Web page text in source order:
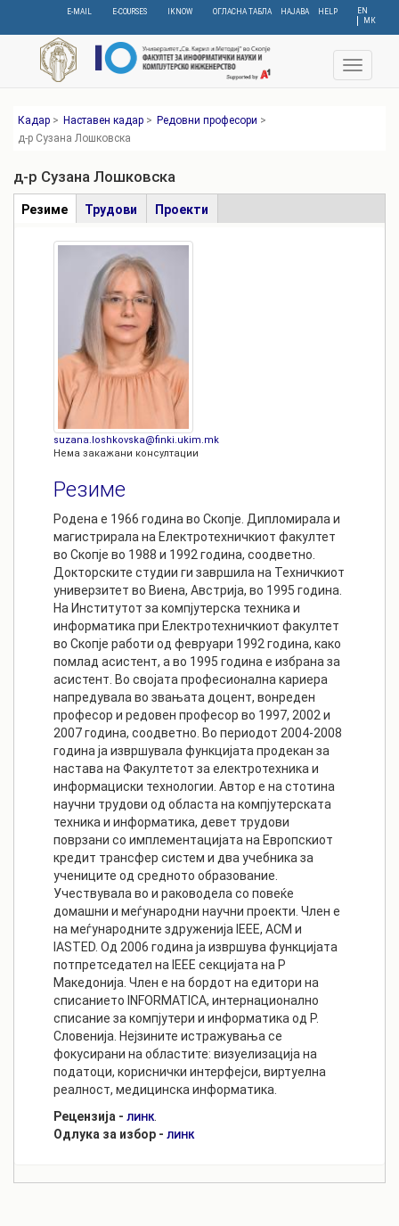
content
EN
МК
E-MAIL E-COURSES IKNOW ОГЛАСНА ТАБЛА НАЈАВА HELP
Toggle
Кадар > Наставен кадар > Редовни професори >
д-р Сузана Лошковска
д-р Сузана Лошковска
Табови
Резиме (active
tab)
Трудови Проекти
suzana.loshkovska@finki.ukim.mk
Нема закажани консултации
Резиме
Родена е 1966 година во Скопје. Дипломирала и
магистрирала на Електротехничкиот факултет
во Скопје во 1988 и 1992 година, соодветно.
Докторските студии ги завршила на Техничкиот
универзитет во Виена, Австрија, во 1995 година.
На Институтот за компјутерска техника и
информатика при Електротехничкиот факултет
во Скопје работи од февруари 1992 година, како
помлад асистент, а во 1995 година e избрана за
асистент. Во својата професионална кариера
напредувала во звањата доцент, вонреден
професор и редовен професор во 1997, 2002 и
2007 година, соодветно. Во периoдот 2004-2008
година ја извршувала функцијата продекан за
настава на Факултетот за електротехника и
информациски технологии. Автор е на стотина
научни трудови од областа на компјутерската
техника и информатика, девет трудови
поврзани со имплементацијата на Европскиот
кредит трансфер систем и два учебника за
учениците од средното образование.
Учествувала во и раководела со повеќе
домашни и меѓународни научни проекти. Член е
на меѓународните здруженија IEEE, ACM и
IASTED. Од 2006 година ја извршува функцијата
потпретседател на IEEE секцијата на Р
Македонија. Член е на бордот на едитори на
списанието INFORMATICA, интернационално
списание за компјутери и информатика од Р.
Словенија. Нејзините истражувања се
фокусирани на областите: визуелизација на
податоци, кориснички интерфејси, виртуелна
реалност, медицинска информатика.
Рецензија - ЛИНК
Одлука за избор - ЛИНК